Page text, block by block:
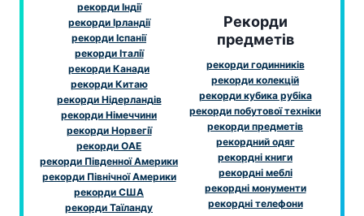
рекорди Індії
рекорди Ірландії
рекорди Іспанії
рекорди Італії
рекорди Канади
рекорди Китаю
рекорди Нідерландів
рекорди Німеччини
рекорди Норвегії
рекорди ОАЕ
рекорди Південної Америки
рекорди Північної Америки
рекорди США
рекорди Таїланду
Рекорди
предметів
рекорди годинників
рекорди колекцій
рекорди кубика рубіка
рекорди побутової техніки
рекорди предметів
рекордний одяг
рекордні книги
рекордні меблі
рекордні монументи
рекордні телефони